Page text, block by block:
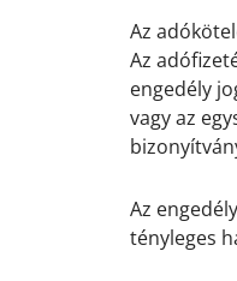
Az
Az
engedély
vagy az
Az
tényleges